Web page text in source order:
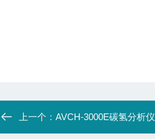
上一个：AVCH-3000E碳氢分析仪